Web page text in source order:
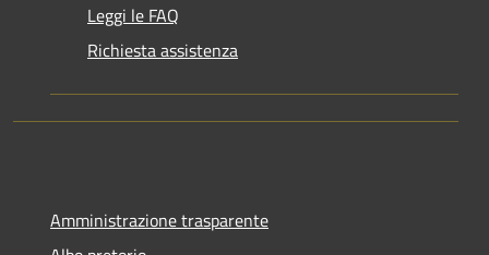
Leggi le FAQ
Richiesta assistenza
Amministrazione trasparente